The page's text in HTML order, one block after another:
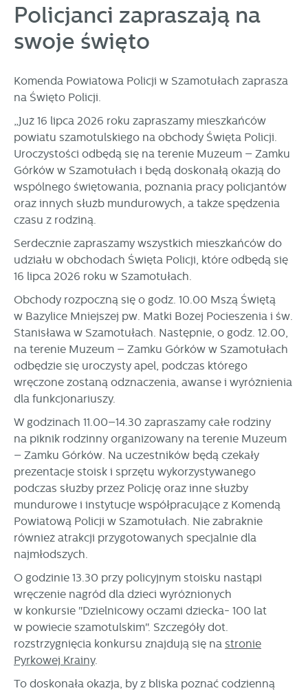
Policjanci zapraszają na
swoje święto
Komenda Powiatowa Policji w Szamotułach zaprasza
na Święto Policji.
„Już 16 lipca 2026 roku zapraszamy mieszkańców
powiatu szamotulskiego na obchody Święta Policji.
Uroczystości odbędą się na terenie Muzeum – Zamku
Górków w Szamotułach i będą doskonałą okazją do
wspólnego świętowania, poznania pracy policjantów
oraz innych służb mundurowych, a także spędzenia
czasu z rodziną.
Serdecznie zapraszamy wszystkich mieszkańców do
udziału w obchodach Święta Policji, które odbędą się
16 lipca 2026 roku w Szamotułach.
Obchody rozpoczną się o godz. 10.00 Mszą Świętą
w Bazylice Mniejszej pw. Matki Bożej Pocieszenia i św.
Stanisława w Szamotułach. Następnie, o godz. 12.00,
na terenie Muzeum – Zamku Górków w Szamotułach
odbędzie się uroczysty apel, podczas którego
wręczone zostaną odznaczenia, awanse i wyróżnienia
dla funkcjonariuszy.
W godzinach 11.00–14.30 zapraszamy całe rodziny
na piknik rodzinny organizowany na terenie Muzeum
– Zamku Górków. Na uczestników będą czekały
prezentacje stoisk i sprzętu wykorzystywanego
podczas służby przez Policję oraz inne służby
mundurowe i instytucje współpracujące z Komendą
Powiatową Policji w Szamotułach. Nie zabraknie
również atrakcji przygotowanych specjalnie dla
najmłodszych.
O godzinie 13.30 przy policyjnym stoisku nastąpi
wręczenie nagród dla dzieci wyróżnionych
w konkursie "Dzielnicowy oczami dziecka- 100 lat
w powiecie szamotulskim". Szczegóły dot.
rozstrzygnięcia konkursu znajdują się na stronie
Pyrkowej Krainy.
To doskonała okazja, by z bliska poznać codzienną
personalizację określonych funkcjonalności czy
prezentowanych treści.
Dzięki tym plikom cookies możemy zapewnić Ci większy
komfort korzystania z funkcjonalności naszej strony poprzez
Wyrażenie zgody na funkcjonalne i personalizacyjne pliki
cookies gwarantuje dostępność większej ilości funkcji na
Więcej
Analityczne
dostosowywać do Twoich potrzeb.
Cookies analityczne pozwalają na uzyskanie informacji w
zakresie wykorzystywania witryny internetowej, miejsca oraz
częstotliwości, z jaką odwiedzane są nasze serwisy www.
Dane pozwalają nam na ocenę naszych serwisów
internetowych pod względem ich popularności wśród
użytkowników. Zgromadzone informacje są przetwarzane w
formie zanonimizowanej. Wyrażenie zgody na analityczne
pliki cookies gwarantuje dostępność wszystkich
funkcjonalności.
Więcej
Reklamowe
Dzięki reklamowym plikom cookies prezentujemy Ci
najciekawsze informacje i aktualności na stronach naszych
partnerów.
Promocyjne pliki cookies służą do prezentowania Ci naszych
komunikatów na podstawie analizy Twoich upodobań oraz
internetowej. Treści promocyjne mogą pojawić się na
stronach podmiotów trzecich lub firm będących naszymi
partnerami oraz innych dostawców usług. Firmy te działają
w charakterze pośredników prezentujących nasze treści w
postaci wiadomości, ofert, komunikatów mediów
społecznościowych.
Więcej